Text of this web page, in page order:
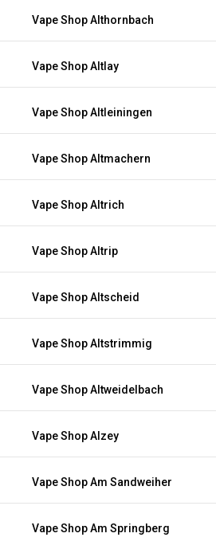
Vape Shop Althornbach
Vape Shop Altlay
Vape Shop Altleiningen
Vape Shop Altmachern
Vape Shop Altrich
Vape Shop Altrip
Vape Shop Altscheid
Vape Shop Altstrimmig
Vape Shop Altweidelbach
Vape Shop Alzey
Vape Shop Am Sandweiher
Vape Shop Am Springberg